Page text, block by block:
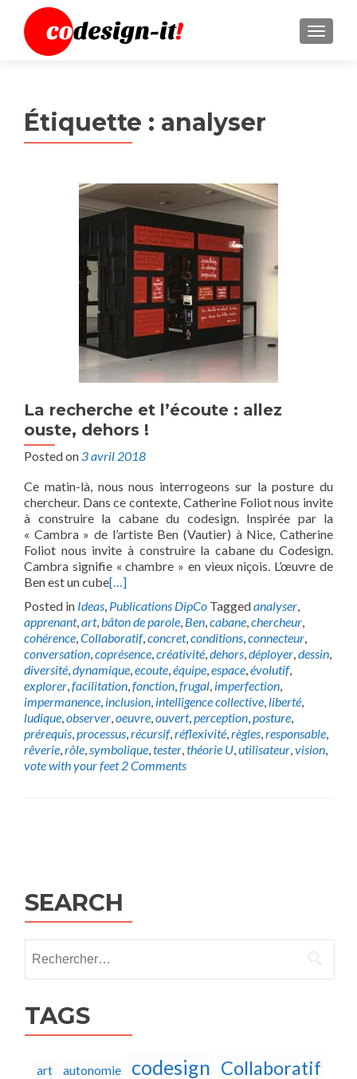
MENU
Étiquette : analyser
La recherche et l’écoute : allez
ouste, dehors !
Posted on 3 avril 2018
Ce matin-là, nous nous interrogeons sur la posture du
chercheur. Dans ce contexte, Catherine Foliot nous invite
à construire la cabane du codesign. Inspirée par la
« Cambra » de l’artiste Ben (Vautier) à Nice, Catherine
Foliot nous invite à construire la cabane du Codesign.
Cambra signifie « chambre » en vieux niçois. L’œuvre de
Ben est un cube[…]
Posted in Ideas, Publications DipCo Taggedanalyser,
apprenant,art,bâton de parole, Ben,cabane,chercheur,
cohérence,Collaboratif,concret,conditions,connecteur,
conversation,coprésence,créativité,dehors,déployer,dessin,
diversité,dynamique,ecoute,équipe,espace,évolutif,
explorer,facilitation,fonction,frugal, imperfection,
impermanence, inclusion, intelligence collective, liberté,
ludique,observer,oeuvre,ouvert,perception,posture,
prérequis,processus,récursif,réflexivité,règles,responsable,
rêverie,rôle,symbolique,tester,théorie U,utilisateur,vision,
vote with your feet 2 Comments
SEARCH
TAGS
art autonomie codesign Collaboratif